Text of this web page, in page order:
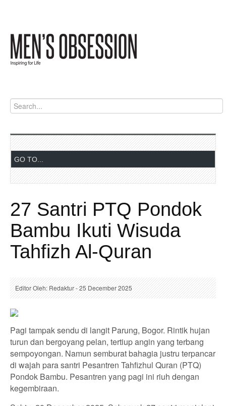
27 Santri PTQ Pondok
Bambu Ikuti Wisuda
Tahfizh Al-Quran
Editor Oleh: Redaktur - 25 December 2025
Pagi tampak sendu di langit Parung, Bogor. Rintik hujan
turun dan bergoyang pelan, tertiup angin yang terbang
sempoyongan. Namun semburat bahagia justru terpancar
di wajah para santri Pesantren Tahfizhul Quran (PTQ)
Pondok Bambu. Pesantren yang pagi ini riuh dengan
kegembiraan.